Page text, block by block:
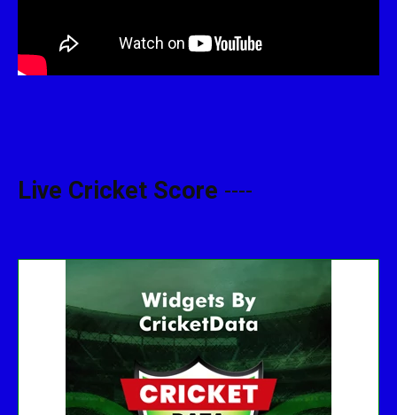
Live Cricket Score ----
No live matches found.
See recent results
See fixtures